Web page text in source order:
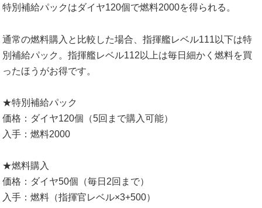
特別補給パックはダイヤ120個で燃料2000を得られる。
通常の燃料購入と比較した場合、指揮艦レベル111以下は特
別補給パック。指揮艦レベル112以上は毎日細かく燃料を買
ったほうがお得です。
★特別補給パック
価格：ダイヤ120個（5回まで購入可能）
入手：燃料2000
★燃料購入
価格：ダイヤ50個（毎日2回まで）
入手：燃料（指揮官レベル×3+500）